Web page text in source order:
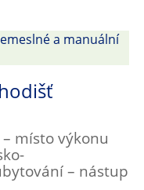
a manuální
místo výkonu
– nástup